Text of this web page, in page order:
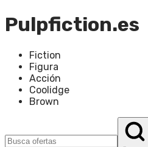
Pulpfiction.es
Fiction
Figura
Acción
Coolidge
Brown